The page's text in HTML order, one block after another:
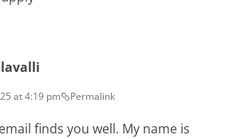
at 4:19 pm Permalink
finds you well. My name is